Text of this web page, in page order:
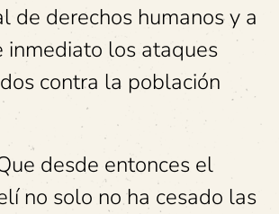
de derechos humanos y a
inmediato los ataques
contra la población
desde entonces el
no solo no ha cesado las